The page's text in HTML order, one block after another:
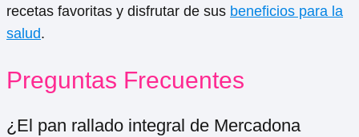
recetas favoritas y disfrutar de sus beneficios para la
salud.
Preguntas Frecuentes
¿El pan rallado integral de Mercadona